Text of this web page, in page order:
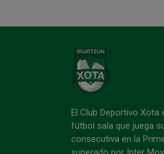
El Club Deportivo Xota
fútbol sala que juega
consecutiva en la